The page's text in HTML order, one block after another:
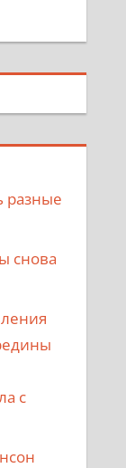
разные
снова
с